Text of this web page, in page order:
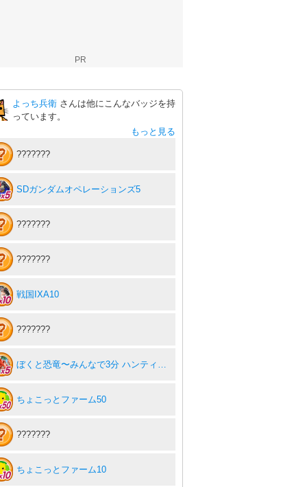
PR
よっち兵衛 さんは他にこんなバッジを持
っています。
もっと見る
???????
SDガンダムオペレーションズ5
???????
???????
戦国IXA10
???????
ぼくと恐竜〜みんなで3分 ハンティング放置〜5
ちょこっとファーム50
???????
ちょこっとファーム10